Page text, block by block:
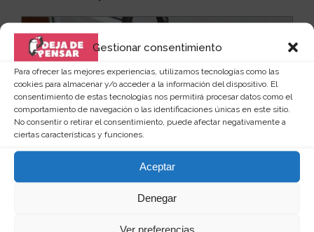
Gestionar consentimiento
Para ofrecer las mejores experiencias, utilizamos tecnologías como las
cookies para almacenar y/o acceder a la información del dispositivo. El
consentimiento de estas tecnologías nos permitirá procesar datos como el
comportamiento de navegación o las identificaciones únicas en este sitio.
No consentir o retirar el consentimiento, puede afectar negativamente a
ciertas características y funciones.
Aceptar
Denegar
Ver preferencias